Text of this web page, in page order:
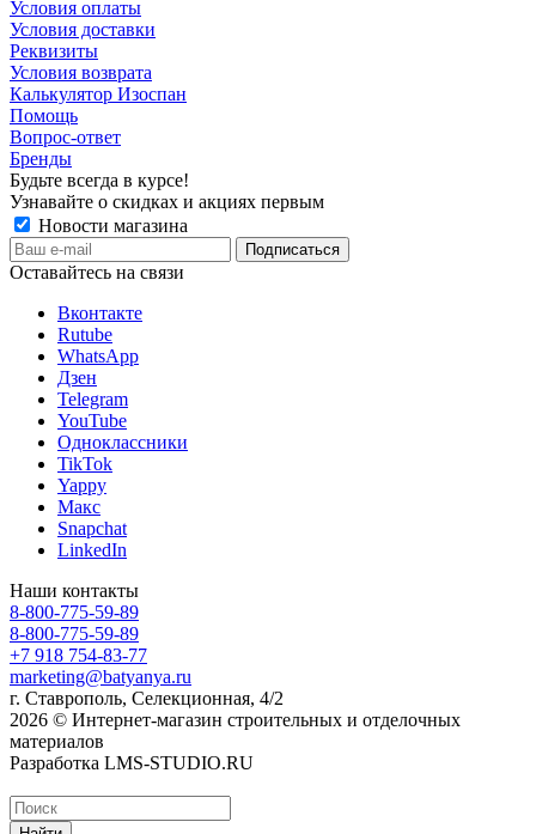
Условия оплаты
Условия доставки
Реквизиты
Условия возврата
Калькулятор Изоспан
Помощь
Вопрос-ответ
Бренды
Будьте всегда в курсе!
Узнавайте о скидках и акциях первым
Новости магазина
Оставайтесь на связи
Вконтакте
Rutube
WhatsApp
Дзен
Telegram
YouTube
Одноклассники
TikTok
Yappy
Макс
Snapchat
LinkedIn
Наши контакты
8-800-775-59-89
8-800-775-59-89
+7 918 754-83-77
marketing@batyanya.ru
г. Ставрополь, Селекционная, 4/2
2026 © Интернет-магазин строительных и отделочных
материалов
Разработка LMS-STUDIO.RU